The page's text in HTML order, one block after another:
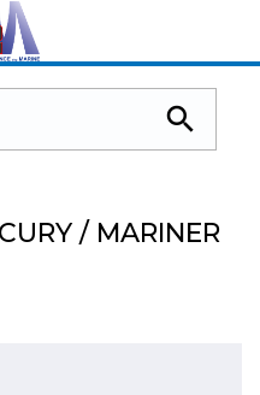

/ MARINER